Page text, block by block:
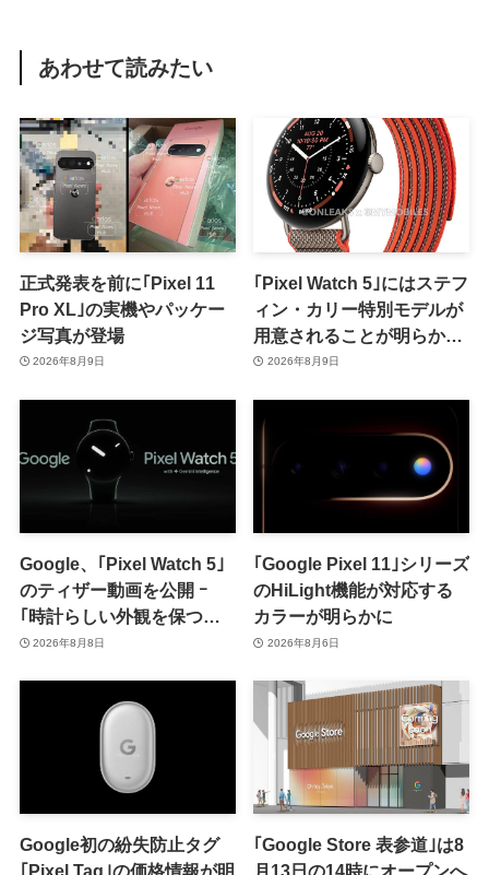
あわせて読みたい
正式発表を前に｢Pixel 11
Pro XL｣の実機やパッケー
ジ写真が登場
2026年8月9日
｢Pixel Watch 5｣にはステフ
ィン・カリー特別モデルが
用意されることが明らかに
ｰ 日本での発売は期待しな
2026年8月9日
Google、｢Pixel Watch 5｣
のティザー動画を公開 ｰ
｢時計らしい外観を保つ品
格｣をアピール
2026年8月8日
｢Google Pixel 11｣シリーズ
のHiLight機能が対応する
カラーが明らかに
2026年8月6日
Google初の紛失防止タグ
｢Pixel Tag｣の価格情報が明
｢Google Store 表参道｣は8
月13日の14時にオープンへ